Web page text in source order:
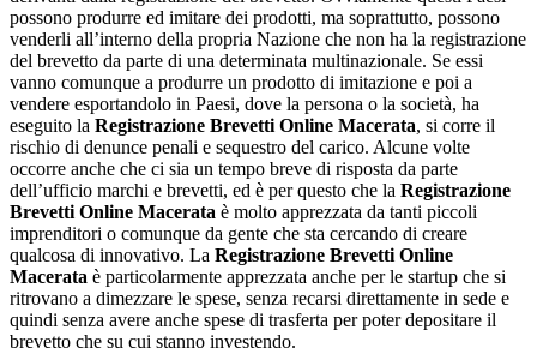
possono produrre ed imitare dei prodotti, ma soprattutto, possono
venderli all’interno della propria Nazione che non ha la registrazione
del brevetto da parte di una determinata multinazionale. Se essi
vanno comunque a produrre un prodotto di imitazione e poi a
vendere esportandolo in Paesi, dove la persona o la società, ha
eseguito la Registrazione Brevetti Online Macerata, si corre il
rischio di denunce penali e sequestro del carico. Alcune volte
occorre anche che ci sia un tempo breve di risposta da parte
dell’ufficio marchi e brevetti, ed è per questo che la Registrazione
Brevetti Online Macerata è molto apprezzata da tanti piccoli
imprenditori o comunque da gente che sta cercando di creare
qualcosa di innovativo. La Registrazione Brevetti Online
Macerata è particolarmente apprezzata anche per le startup che si
ritrovano a dimezzare le spese, senza recarsi direttamente in sede e
quindi senza avere anche spese di trasferta per poter depositare il
brevetto che su cui stanno investendo.